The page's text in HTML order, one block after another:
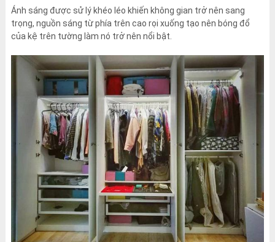
Ánh sáng được sử lý khéo léo khiến không gian trở nên sang
trọng, nguồn sáng từ phía trên cao rọi xuống tạo nên bóng đổ
của kệ trên tường làm nó trở nên nổi bật.